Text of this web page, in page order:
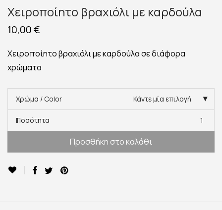
Χειροποίητο βραχιόλι με καρδούλα
10,00€
Χειροποίητο βραχιόλι με καρδούλα σε διάφορα
χρώματα
Χρώμα / Color Κάντε μία επιλογή
Ποσότητα
1
Προσθήκη στο καλάθι